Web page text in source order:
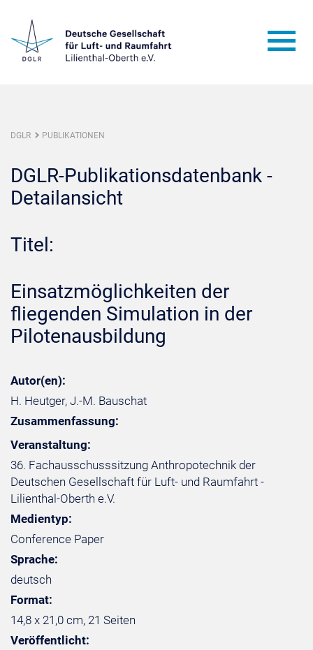
DGLR PUBLIKATIONEN
DGLR-Publikationsdatenbank -
Detailansicht
Titel:
Einsatzmöglichkeiten der
fliegenden Simulation in der
Pilotenausbildung
Autor(en):
H. Heutger, J.-M. Bauschat
Zusammenfassung:
Veranstaltung:
36. Fachausschusssitzung Anthropotechnik der
Deutschen Gesellschaft für Luft- und Raumfahrt -
Lilienthal-Oberth e.V.
Medientyp:
Conference Paper
Sprache:
deutsch
Format:
14,8 x 21,0 cm, 21 Seiten
Veröffentlicht: